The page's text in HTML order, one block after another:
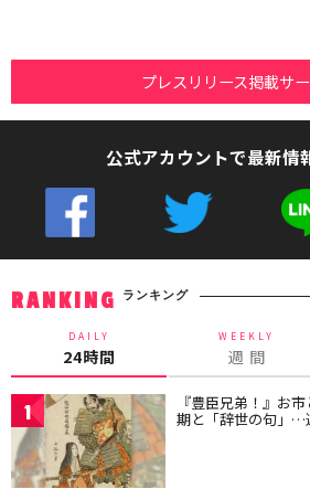
プレスリリース掲載サ
公式アカウントで最新情
RANKING ランキング
DAILY
24時間
WEEKLY
週 間
1 『豊臣兄弟！』お
期と「辞世の句」…